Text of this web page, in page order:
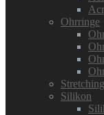
Ohrringe
Silikon